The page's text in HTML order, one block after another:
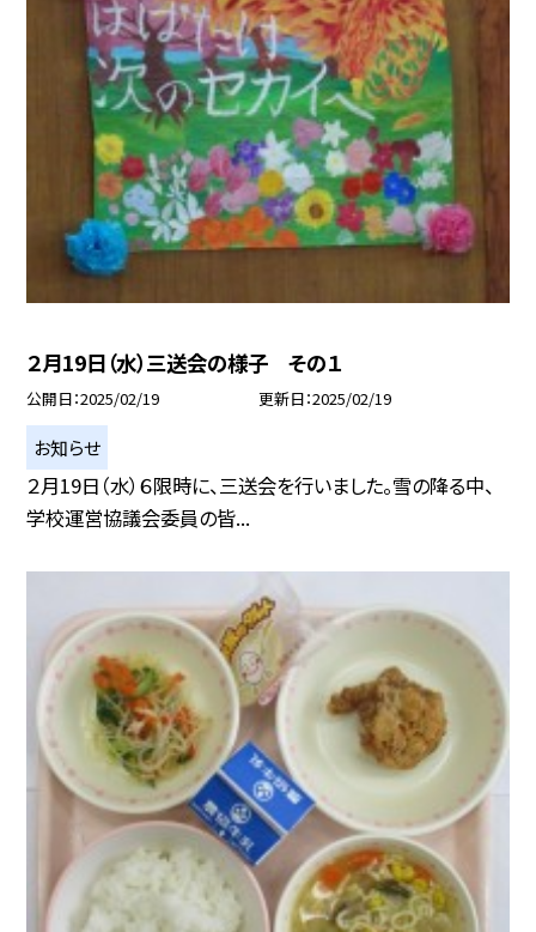
２月19日（水）三送会の様子 その１
公開日 2025/02/19 更新日 2025/02/19
お知らせ
２月19日（水）６限時に、三送会を行いました。雪の降る中、
学校運営協議会委員の皆...